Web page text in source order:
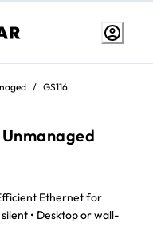
/ GS116
Ethernet for
• Desktop or wall-